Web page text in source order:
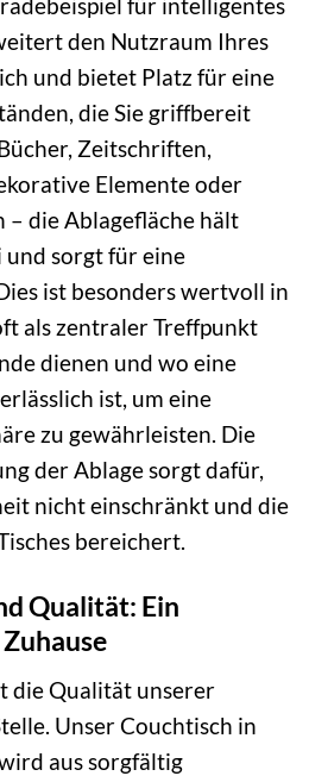
für intelligentes
den Nutzraum Ihres
und bietet Platz für eine
die Sie griffbereit
Zeitschriften,
Elemente oder
– die Ablagefläche hält
sorgt für eine
ist besonders wertvoll in
als zentraler Treffpunkt
dienen und wo eine
ist, um eine
zu gewährleisten. Die
der Ablage sorgt dafür,
nicht einschränkt und die
bereichert.
Qualität: Ein
die Qualität unserer
Unser Couchtisch in
aus sorgfältig